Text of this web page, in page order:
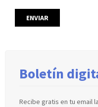
Boletín
Recibe gratis en tu email